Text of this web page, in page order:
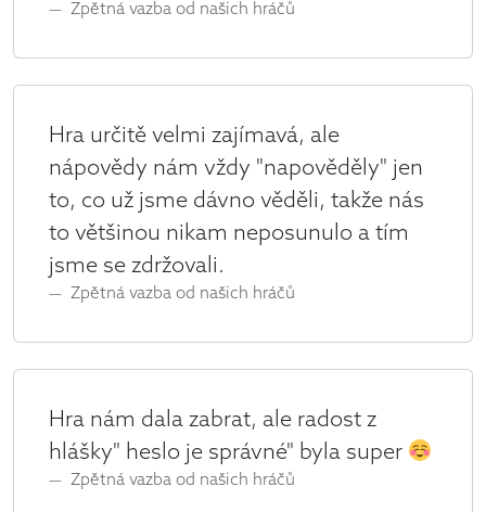
Zpětná vazba od našich hráčů
Hra určitě velmi zajímavá, ale
nápovědy nám vždy "napověděly" jen
to, co už jsme dávno věděli, takže nás
to většinou nikam neposunulo a tím
jsme se zdržovali.
Zpětná vazba od našich hráčů
Hra nám dala zabrat, ale radost z
hlášky" heslo je správné" byla super
Zpětná vazba od našich hráčů